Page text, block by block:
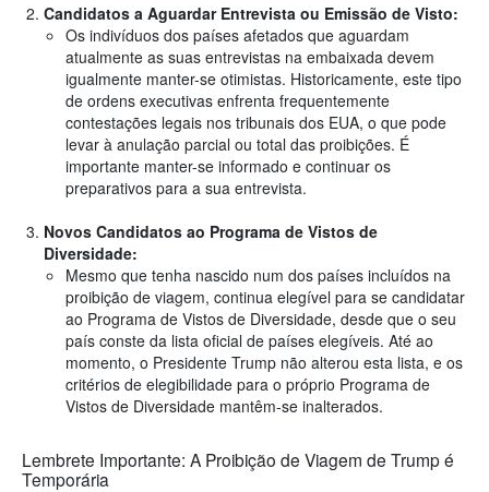
Candidatos a Aguardar Entrevista ou Emissão de Visto:
Os indivíduos dos países afetados que aguardam
atualmente as suas entrevistas na embaixada devem
igualmente manter-se otimistas. Historicamente, este tipo
de ordens executivas enfrenta frequentemente
contestações legais nos tribunais dos EUA, o que pode
levar à anulação parcial ou total das proibições. É
importante manter-se informado e continuar os
preparativos para a sua entrevista.
Novos Candidatos ao Programa de Vistos de
Diversidade:
Mesmo que tenha nascido num dos países incluídos na
proibição de viagem, continua elegível para se candidatar
ao Programa de Vistos de Diversidade, desde que o seu
país conste da lista oficial de países elegíveis. Até ao
momento, o Presidente Trump não alterou esta lista, e os
critérios de elegibilidade para o próprio Programa de
Vistos de Diversidade mantêm-se inalterados.
Lembrete Importante: A Proibição de Viagem de Trump é
Temporária